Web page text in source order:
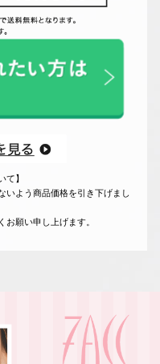
て】
いよう商品価格を引き下げまし
お願い申し上げます。